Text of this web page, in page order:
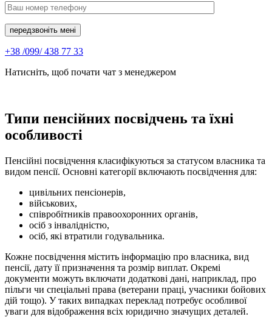
передзвоніть мені
+38 /099/ 438 77 33
Натисніть, щоб почати чат з менеджером
Типи пенсійних посвідчень та їхні
особливості
Пенсійні посвідчення класифікуються за статусом власника та
видом пенсії. Основні категорії включають посвідчення для:
цивільних пенсіонерів,
військових,
співробітників правоохоронних органів,
осіб з інвалідністю,
осіб, які втратили годувальника.
Кожне посвідчення містить інформацію про власника, вид
пенсії, дату її призначення та розмір виплат. Окремі
документи можуть включати додаткові дані, наприклад, про
пільги чи спеціальні права (ветерани праці, учасники бойових
дій тощо). У таких випадках переклад потребує особливої
уваги для відображення всіх юридично значущих деталей.